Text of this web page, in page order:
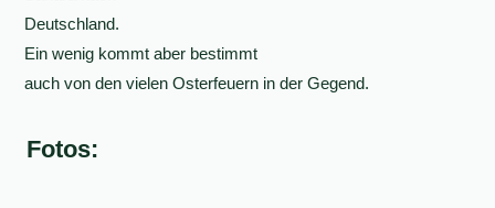
Deutschland.
Ein wenig kommt aber bestimmt
auch von den vielen Osterfeuern in der Gegend.
Fotos: